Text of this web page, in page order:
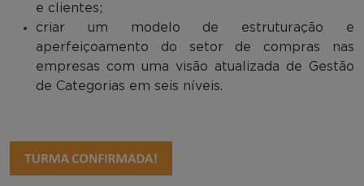
e clientes;
criar um modelo de estruturação e
aperfeiçoamento do setor de compras nas
empresas com uma visão atualizada de Gestão
de Categorias em seis níveis.